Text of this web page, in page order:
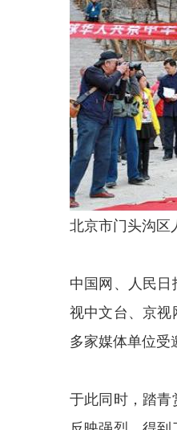
北京市门头沟区
中国网、人民
视中文台、京视
多家媒体单位受
于此同时，踏青